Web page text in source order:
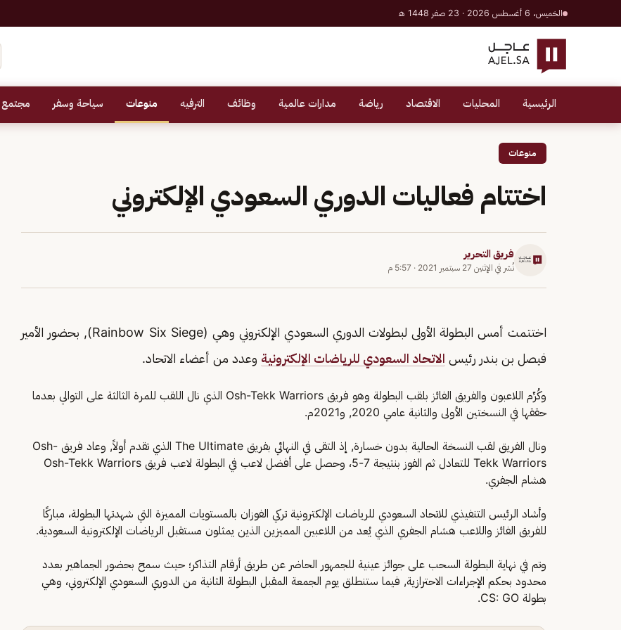
الخميس، 6 أغسطس 2026 · 23 صفر 1448 هـ
الرئيسية المحليات الاقتصاد رياضة مدارات عالمية وظائف الترفيه منوعات سياحة وسفر مجتمع
منوعات
اختتام فعاليات الدوري السعودي الإلكتروني
فريق التحرير
نُشر في الإثنين 27 سبتمبر 2021 · 5:57 م
اختتمت أمس البطولة الأولى لبطولات الدوري السعودي الإلكتروني وهي (Rainbow Six Siege), بحضور الأمير
فيصل بن بندر رئيس الاتحاد السعودي للرياضات الإلكترونية وعدد من أعضاء الاتحاد.
وكُرِّم اللاعبون والفريق الفائز بلقب البطولة وهو فريق Osh-Tekk Warriors الذي نال اللقب للمرة الثالثة على التوالي بعدما
حققها في النسختين الأولى والثانية عامي 2020, و2021م.
ونال الفريق لقب النسخة الحالية بدون خسارة, إذ التقى في النهائي بفريق The Ultimate الذي تقدم أولاً, وعاد فريق Osh-
Tekk Warriors للتعادل ثم الفوز بنتيجة 7-5، وحصل على أفضل لاعب في البطولة لاعب فريق Osh-Tekk Warriors
هشام الجفري.
وأشاد الرئيس التنفيذي للاتحاد السعودي للرياضات الإلكترونية تركي الفوزان بالمستويات المميزة التي شهدتها البطولة، مباركًا
للفريق الفائز واللاعب هشام الجفري الذي يُعد من اللاعبين المميزين الذين يمثلون مستقبل الرياضات الإلكترونية السعودية.
وتم في نهاية البطولة السحب على جوائز عينية للجمهور الحاضر عن طريق أرقام التذاكر؛ حيث سمح بحضور الجماهير بعدد
محدود بحكم الإجراءات الاحترازية, فيما ستنطلق يوم الجمعة المقبل البطولة الثانية من الدوري السعودي الإلكتروني، وهي
بطولة CS: GO.